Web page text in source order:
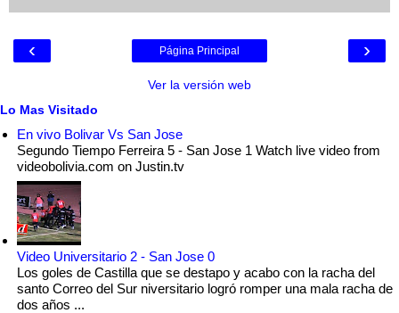
‹ ›
Página Principal
Ver la versión web
Lo Mas Visitado
En vivo Bolivar Vs San Jose
Segundo Tiempo Ferreira 5 - San Jose 1 Watch live video from
videobolivia.com on Justin.tv
Video Universitario 2 - San Jose 0
Los goles de Castilla que se destapo y acabo con la racha del
santo Correo del Sur niversitario logró romper una mala racha de
dos años ...